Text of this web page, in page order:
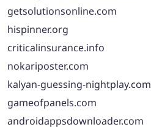
getsolutionsonline.com
hispinner.org
criticalinsurance.info
nokariposter.com
kalyan-guessing-nightplay.com
gameofpanels.com
androidappsdownloader.com